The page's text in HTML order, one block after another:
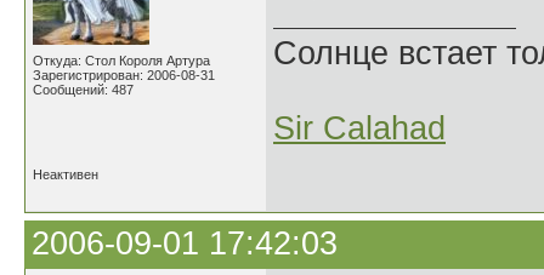
Откуда: Стол Короля Артура
Зарегистрирован: 2006-08-31
Сообщений: 487
Солнце встает
Sir Calahad
Неактивен
2006-09-01 17:42:03